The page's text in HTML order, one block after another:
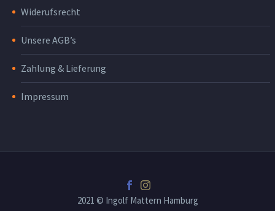
Widerufsrecht
Unsere AGB’s
Zahlung & Lieferung
Impressum
2021 © Ingolf Mattern Hamburg